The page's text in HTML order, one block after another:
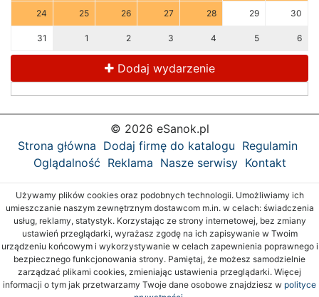
24 25 26 27 28 29 30
31 1 2 3 4 5 6
Dodaj wydarzenie
© 2026 eSanok.pl
Strona główna Dodaj firmę do katalogu Regulamin
Oglądalność Reklama Nasze serwisy Kontakt
Używamy plików cookies oraz podobnych technologii. Umożliwiamy ich
umieszczanie naszym zewnętrznym dostawcom m.in. w celach: świadczenia
usług, reklamy, statystyk. Korzystając ze strony internetowej, bez zmiany
ustawień przeglądarki, wyrażasz zgodę na ich zapisywanie w Twoim
urządzeniu końcowym i wykorzystywanie w celach zapewnienia poprawnego i
bezpiecznego funkcjonowania strony. Pamiętaj, że możesz samodzielnie
zarządzać plikami cookies, zmieniając ustawienia przeglądarki. Więcej
informacji o tym jak przetwarzamy Twoje dane osobowe znajdziesz w polityce